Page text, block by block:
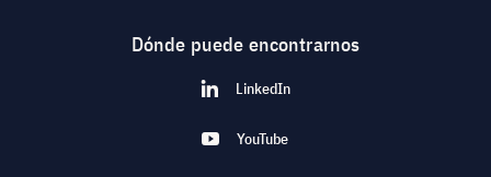
Dónde puede encontrarnos
LinkedIn
YouTube